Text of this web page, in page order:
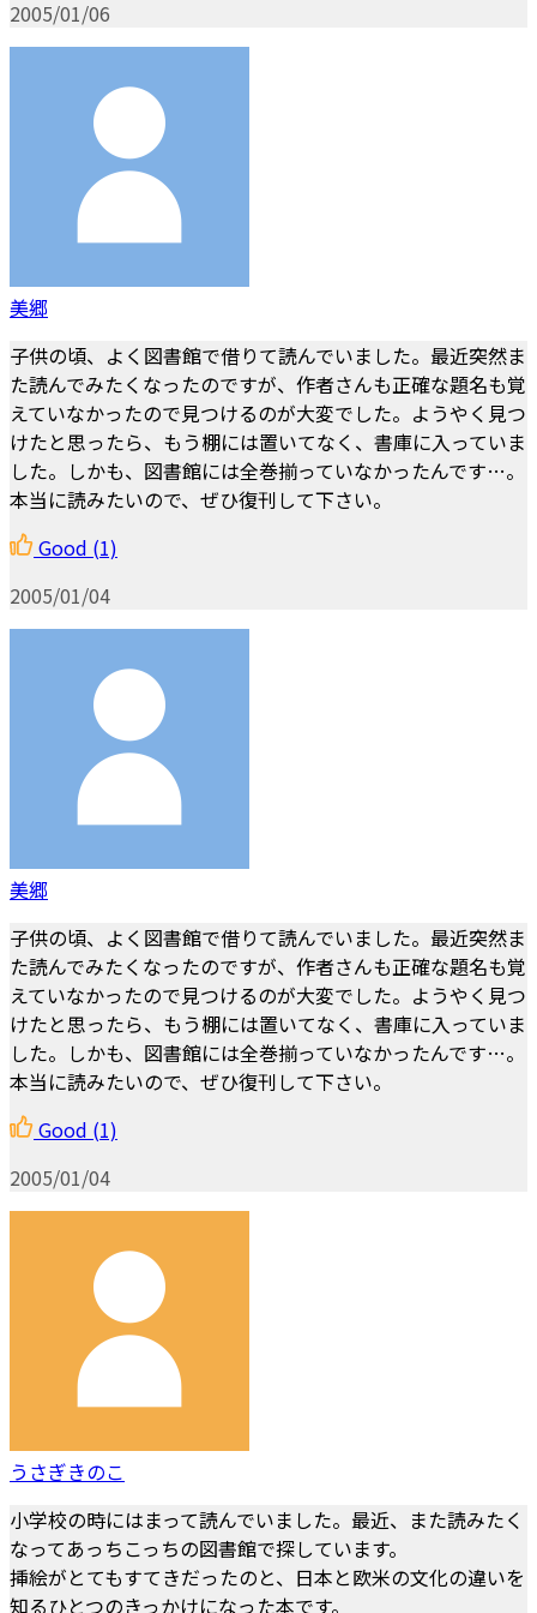
2005/01/06
美郷
子供の頃、よく図書館で借りて読んでいました。最近突然ま
た読んでみたくなったのですが、作者さんも正確な題名も覚
えていなかったので見つけるのが大変でした。ようやく見つ
けたと思ったら、もう棚には置いてなく、書庫に入っていま
した。しかも、図書館には全巻揃っていなかったんです…。
本当に読みたいので、ぜひ復刊して下さい。
Good (1)
2005/01/04
美郷
子供の頃、よく図書館で借りて読んでいました。最近突然ま
た読んでみたくなったのですが、作者さんも正確な題名も覚
えていなかったので見つけるのが大変でした。ようやく見つ
けたと思ったら、もう棚には置いてなく、書庫に入っていま
した。しかも、図書館には全巻揃っていなかったんです…。
本当に読みたいので、ぜひ復刊して下さい。
Good (1)
2005/01/04
うさぎきのこ
小学校の時にはまって読んでいました。最近、また読みたく
なってあっちこっちの図書館で探しています。
挿絵がとてもすてきだったのと、日本と欧米の文化の違いを
知るひとつのきっかけになった本です。